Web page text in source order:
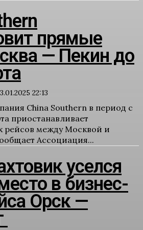
прямые
— Пекин до
22:13
China Southern в период с
приостанавливает
рейсов между Москвой и
Ассоциация...
уселся
в бизнес-
Орск —